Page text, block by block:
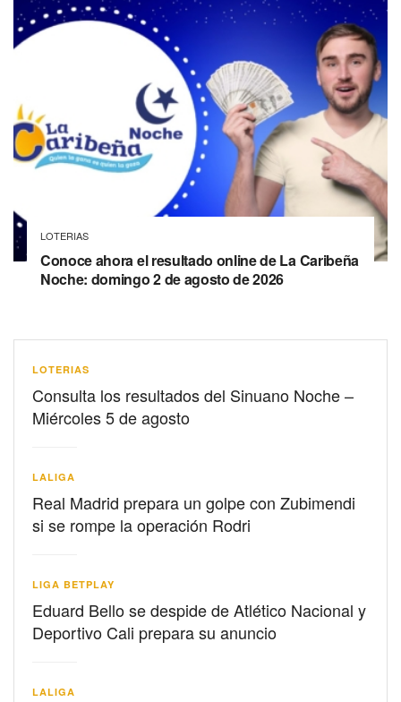
LOTERIAS
Conoce ahora el resultado online de La Caribeña
Noche: domingo 2 de agosto de 2026
LOTERIAS
Consulta los resultados del Sinuano Noche –
Miércoles 5 de agosto
LALIGA
Real Madrid prepara un golpe con Zubimendi
si se rompe la operación Rodri
LIGA BETPLAY
Eduard Bello se despide de Atlético Nacional y
Deportivo Cali prepara su anuncio
LALIGA